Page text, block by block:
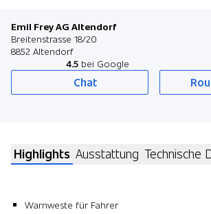
Emil Frey AG Altendorf
Breitenstrasse 18/20
8852 Altendorf
4.5 bei Google
Chat
Highlights Ausstattung Technische
Warnweste für Fahrer